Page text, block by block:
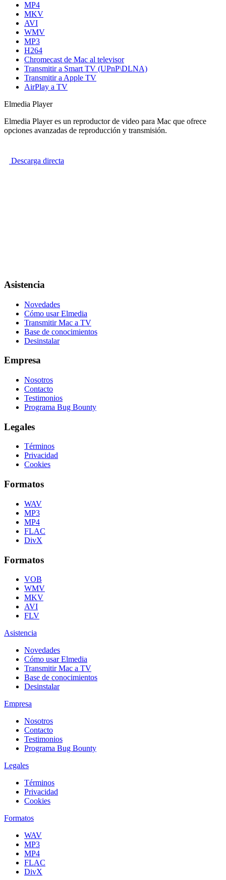
MP4
MKV
AVI
WMV
MP3
H264
Chromecast de Mac al televisor
Transmitir a Smart TV (UPnP\DLNA)
Transmitir a Apple TV
AirPlay a TV
Elmedia Player
Elmedia Player es un reproductor de video para Mac que ofrece
opciones avanzadas de reproducción y transmisión.
Descarga directa
Asistencia
Novedades
Cómo usar Elmedia
Transmitir Mac a TV
Base de conocimientos
Desinstalar
Empresa
Nosotros
Contacto
Testimonios
Programa Bug Bounty
Legales
Términos
Privacidad
Cookies
Formatos
WAV
MP3
MP4
FLAC
DivX
Formatos
VOB
WMV
MKV
AVI
FLV
Asistencia
Novedades
Cómo usar Elmedia
Transmitir Mac a TV
Base de conocimientos
Desinstalar
Empresa
Nosotros
Contacto
Testimonios
Programa Bug Bounty
Legales
Términos
Privacidad
Cookies
Formatos
WAV
MP3
MP4
FLAC
DivX